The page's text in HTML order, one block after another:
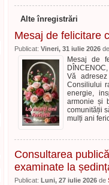
Alte înregistrări
Mesaj de felicitare
Publicat: Vineri, 31 iulie 2026 de
Mesaj de
Vă
Consiliului
energie,
armonie și
comunității
mulți ani
Consultarea
examinate la
Publicat: Luni, 27 iulie 2026 de